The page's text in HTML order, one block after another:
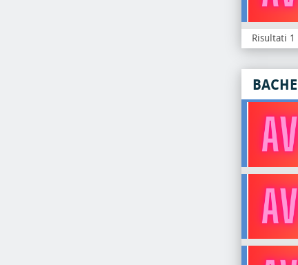
Risultati 1